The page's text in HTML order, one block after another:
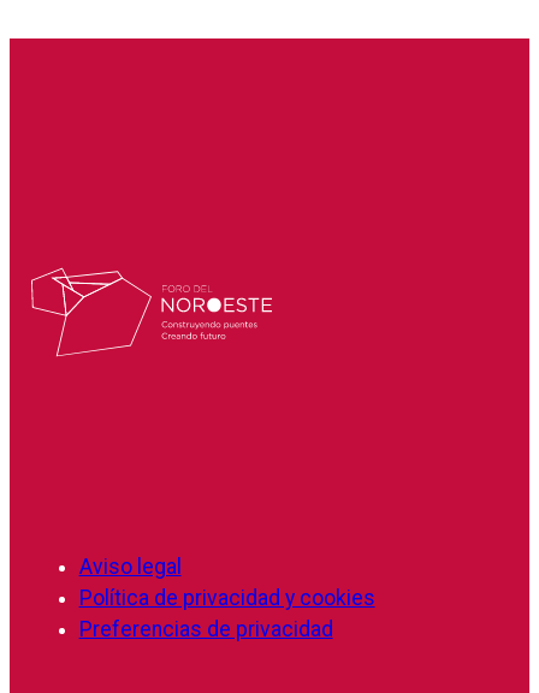
Aviso legal
Política de privacidad y cookies
Preferencias de privacidad